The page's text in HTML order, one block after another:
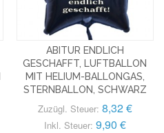
ABITUR ENDLICH
GESCHAFFT, LUFTBALLON
MIT HELIUM-BALLONGAS,
STERNBALLON, SCHWARZ
Zuzügl. Steuer: 8,32 €
Inkl. Steuer: 9,90 €